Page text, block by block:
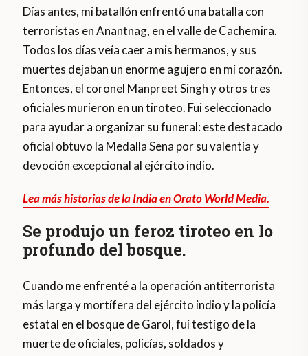
Días antes, mi batallón enfrentó una batalla con
terroristas en Anantnag, en el valle de Cachemira.
Todos los días veía caer a mis hermanos, y sus
muertes dejaban un enorme agujero en mi corazón.
Entonces, el coronel Manpreet Singh y otros tres
oficiales murieron en un tiroteo. Fui seleccionado
para ayudar a organizar su funeral: este destacado
oficial obtuvo la Medalla Sena por su valentía y
devoción excepcional al ejército indio.
Lea más historias de la India en Orato World Media.
Se produjo un feroz tiroteo en lo
profundo del bosque.
Cuando me enfrenté a la operación antiterrorista
más larga y mortífera del ejército indio y la policía
estatal en el bosque de Garol, fui testigo de la
muerte de oficiales, policías, soldados y